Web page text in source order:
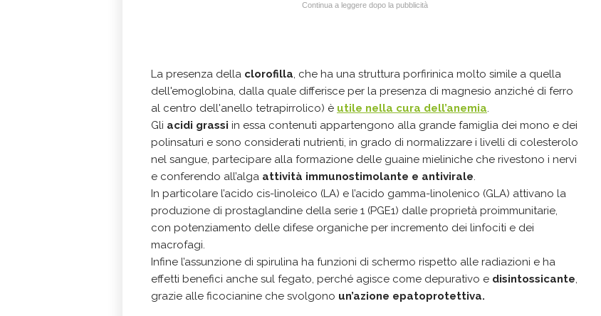
Continua a leggere dopo la pubblicità
La presenza della clorofilla, che ha una struttura porfirinica molto simile a quella
dell'emoglobina, dalla quale differisce per la presenza di magnesio anziché di ferro
al centro dell'anello tetrapirrolico) è utile nella cura dell’anemia.
Gli acidi grassi in essa contenuti appartengono alla grande famiglia dei mono e dei
polinsaturi e sono considerati nutrienti, in grado di normalizzare i livelli di colesterolo
nel sangue, partecipare alla formazione delle guaine mieliniche che rivestono i nervi
e conferendo all’alga attività immunostimolante e antivirale.
In particolare l’acido cis-linoleico (LA) e l’acido gamma-linolenico (GLA) attivano la
produzione di prostaglandine della serie 1 (PGE1) dalle proprietà proimmunitarie,
con potenziamento delle difese organiche per incremento dei linfociti e dei
macrofagi.
Infine l’assunzione di spirulina ha funzioni di schermo rispetto alle radiazioni e ha
effetti benefici anche sul fegato, perché agisce come depurativo e disintossicante,
grazie alle ficocianine che svolgono un’azione epatoprotettiva.